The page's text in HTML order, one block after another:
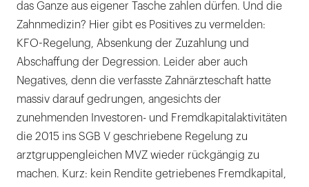
das Ganze aus eigener Tasche zahlen dürfen. Und die
Zahnmedizin? Hier gibt es Positives zu vermelden:
KFO-Regelung, Absenkung der Zuzahlung und
Abschaffung der Degression. Leider aber auch
Negatives, denn die verfasste Zahnärzteschaft hatte
massiv darauf gedrungen, angesichts der
zunehmenden Investoren- und Fremdkapitalaktivitäten
die 2015 ins SGB V geschriebene Regelung zu
arztgruppengleichen MVZ wieder rückgängig zu
machen. Kurz: kein Rendite getriebenes Fremdkapital,